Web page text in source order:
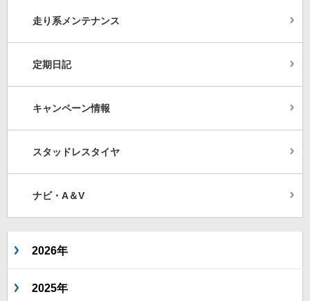
走り系メンテナンス
定期日記
キャンペーン情報
スタッドレスタイヤ
ナビ・A＆V
2026年
2025年